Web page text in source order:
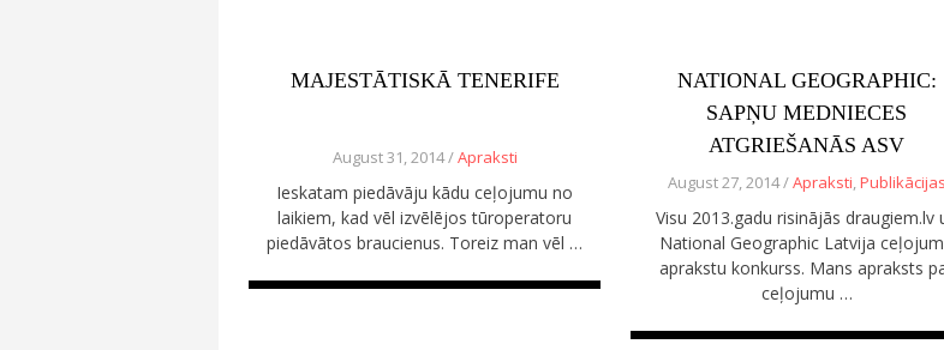
MAJESTĀTISKĀ TENERIFE
August 31, 2014 /Apraksti
Ieskatam piedāvāju kādu ceļojumu no
laikiem, kad vēl izvēlējos tūroperatoru
piedāvātos braucienus. Toreiz man vēl …
NATIONAL GEOGRAPHIC:
SAPŅU MEDNIECES
ATGRIEŠANĀS ASV
August 27, 2014 /Apraksti,Publikācijas
Visu 2013.gadu risinājās draugiem.lv
National Geographic Latvija
aprakstu konkurss. Mans apraksts
ceļojumu …